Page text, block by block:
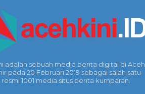
adalah sebuah media berita digital di Aceh
pada 20 Februari 2019 sebagai salah satu
1001 media situs berita kumparan.